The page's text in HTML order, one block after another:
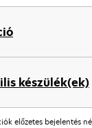
készülék(ek)
előzetes bejelentés